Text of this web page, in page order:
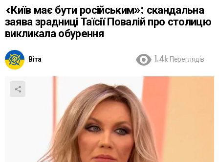
«Київ має бути російським»: скандальна
заява зрадниці Таїсії Повалій про столицю
викликала обурення
Віта 1.4k Переглядів